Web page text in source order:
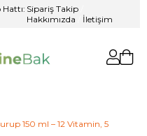
Sipariş Takip
Hakkımızda
İletişim
150 ml – 12 Vitamin, 5